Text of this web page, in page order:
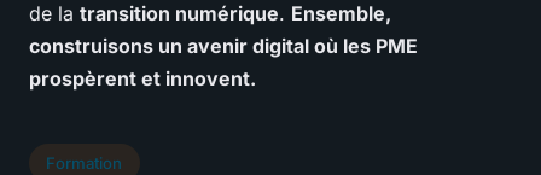
de la transition numérique. Ensemble,
construisons un avenir digital où les PME
prospèrent et innovent.
Formation